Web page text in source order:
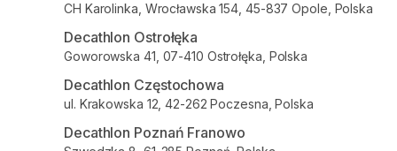
CH Karolinka, Wrocławska 154, 45-837 Opole, Polska
Decathlon Ostrołęka
Goworowska 41, 07-410 Ostrołęka, Polska
Decathlon Częstochowa
ul. Krakowska 12, 42-262 Poczesna, Polska
Decathlon Poznań Franowo